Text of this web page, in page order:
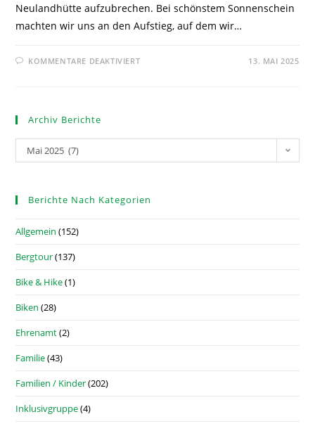
Neulandhütte aufzubrechen. Bei schönstem Sonnenschein
machten wir uns an den Aufstieg, auf dem wir…
KOMMENTARE DEAKTIVIERT 13. MAI 2025
Archiv Berichte
Mai 2025 (7)
Berichte Nach Kategorien
Allgemein (152)
Bergtour(137)
Bike & Hike(1)
Biken (28)
Ehrenamt(2)
Familie(43)
Familien / Kinder(202)
Inklusivgruppe(4)